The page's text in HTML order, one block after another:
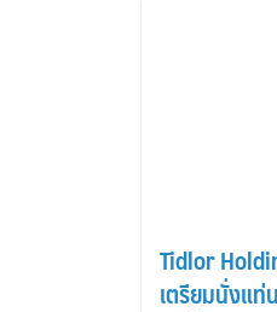
Tidlor
เตรียมนั่งแท่